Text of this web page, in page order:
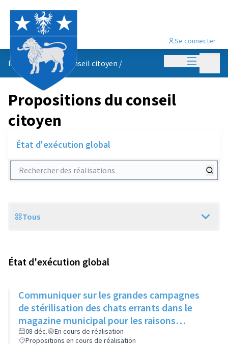
Menu
Se connecter
Propositions du conseil citoyen /
Propositions du conseil
citoyen
État d'exécution global
Rechercher des réalisations
Scope
Tous
État d'exécution global
Communiquer sur les grandes campagnes
de stérilisation des chats errants dans le
magazine municipal pour les raisons
suivantes:
08 déc.
En cours de réalisation
Propositions en cours de réalisation